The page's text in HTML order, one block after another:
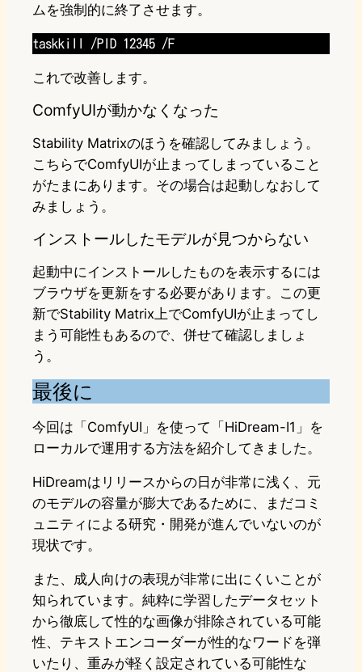
ムを強制的に終了させます。
taskkill /PID 12345 /F
これで改善します。
ComfyUIが動かなくなった
Stability Matrixのほうを確認してみましょう。
こちらでComfyUIが止まってしまっていること
がたまにあります。その場合は起動しなおして
みましょう。
インストールしたモデルが見つからない
起動中にインストールしたものを表示するには
ブラウザを更新をする必要があります。この更
新でStability Matrix上でComfyUIが止まってし
まう可能性もあるので、併せて確認しましょ
う。
最後に
今回は「ComfyUI」を使って「HiDream-I1」を
ローカルで運用する方法を紹介してきました。
HiDreamはリリースからの日が非常に浅く、元
のモデルの容量が膨大であるために、まだコミ
ュニティによる研究・開発が進んでいないのが
現状です。
また、成人向けの表現が非常に出にくいことが
知られています。純粋に学習したデータセット
から徹底して性的な画像が排除されている可能
性、テキストエンコーダーが性的なワードを弾
いたり、重みが軽く設定されている可能性な